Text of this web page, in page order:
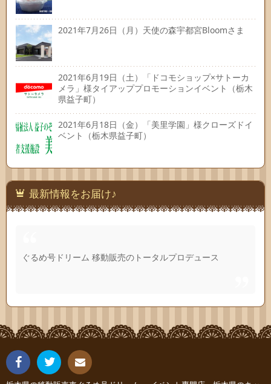
2021年7月26日（月）天使の森宇都宮Bloomさま
2021年6月19日（土）「ドコモショップ×サトーカ
メラ」様タイアッププロモーションイベント（栃木
県益子町）
2021年6月18日（金）「美里学園」様クローズドイ
ベント（栃木県益子町）
最新情報をお届け♪
ぐるめ号ドリーム 移動販売のトータルプロデュース